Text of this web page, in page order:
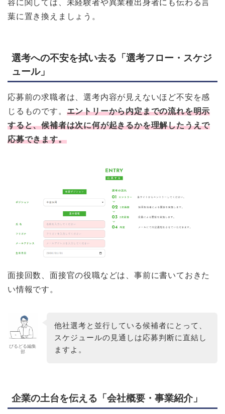
容に関しては、未経験者や異業種出身者にも伝わる言
葉に置き換えましょう。
選考への不安を拭い去る「選考フロー・スケジ
ュール」
応募前の求職者は、選考内容が見えないほど不安を感
じるものです。 エントリーから内定までの流れを明示
すると、候補者は次に何が起きるかを理解したうえで
応募できます。
面接回数、面接官の役職などは、事前に書いておきた
い情報です。
びるどる編集
部
他社選考と並行している候補者にとって、
スケジュールの見通しは応募判断に直結し
ますよ。
企業の土台を伝える「会社概要・事業紹介」